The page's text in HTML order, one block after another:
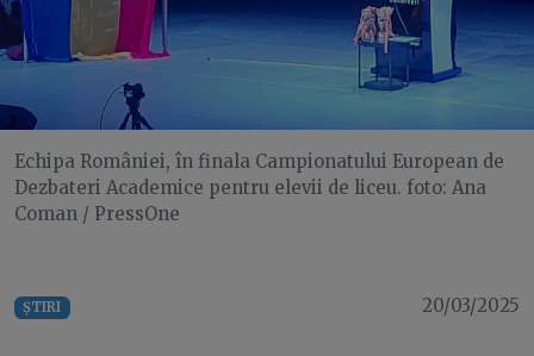
Echipa României, în finala Campionatului European de
Dezbateri Academice pentru elevii de liceu. foto: Ana
Coman / PressOne
ȘTIRI 20/03/2025